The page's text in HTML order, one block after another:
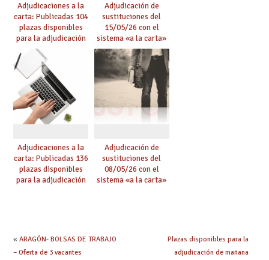
Adjudicaciones a la
carta: Publicadas 104
plazas disponibles
para la adjudicación
de mañana y abierto
plazo de solicitudes
Adjudicación de
sustituciones del
15/05/26 con el
sistema «a la carta»
conseguido con el
Acuerdo de Mejoras
Adjudicaciones a la
carta: Publicadas 136
plazas disponibles
para la adjudicación
Adjudicación de
sustituciones del
08/05/26 con el
sistema «a la carta»
« ARAGÓN- BOLSAS DE TRABAJO
– Oferta de 3 vacantes
Plazas disponibles para la
adjudicación de mañana